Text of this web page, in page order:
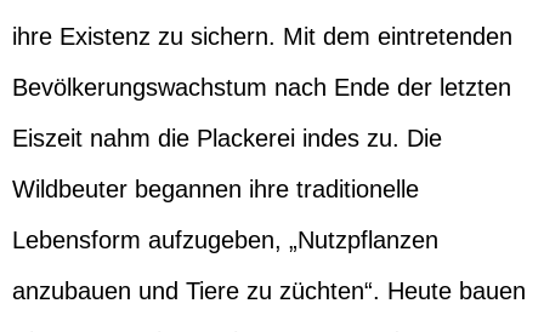
ihre Existenz zu sichern. Mit dem eintretenden
Bevölkerungswachstum nach Ende der letzten
Eiszeit nahm die Plackerei indes zu. Die
Wildbeuter begannen ihre traditionelle
Lebensform aufzugeben, „Nutzpflanzen
anzubauen und Tiere zu züchten“. Heute bauen